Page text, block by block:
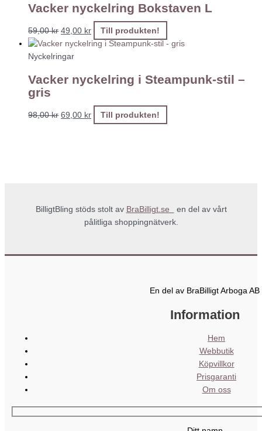
Vacker nyckelring Bokstaven L
59,00kr 49,00 kr Till produkten!
Nyckelringar
Vacker nyckelring i Steampunk-stil –
gris
98,00kr 69,00 kr Till produkten!
BilligtBling stöds stolt av BraBilligt.se
en del av vårt
pålitliga shoppingnätverk.
En del av BraBilligt Arboga AB
Information
Hem
Webbutik
Köpvillkor
Prisgaranti
Om oss